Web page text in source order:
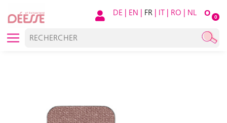
O 0
DE | EN | FR | IT | RO | NL